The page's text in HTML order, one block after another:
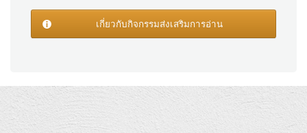
เกี่ยวกับกิจกรรมส่งเสริมการอ่าน